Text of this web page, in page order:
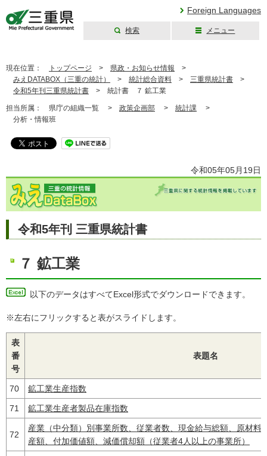
Foreign Languages
検索 メニュー
現在位置： トップページ > 県政・お知らせ情報 >
みえDATABOX（三重の統計）
> 統計総合資料 > 三重県統計書 >
令和5年刊三重県統計書 > 統計書 ７ 鉱工業
担当所属： 県庁の組織一覧 > 政策企画部 > 統計課 >
分析・情報班
令和05年05月19日
令和5年刊 三重県統計書
７ 鉱工業
以下のデータはすべてExcel形式でダウンロードできます。
※左右にフリックすると表がスライドします。
表
番
号
表題名
70 鉱工業生産指数
71 鉱工業生産者製品在庫指数
72
産業（中分類）別事業所数、従業者数、現金給与総額、原材料
産額、付加価値額、減価償却額（従業者4人以上の事業所）